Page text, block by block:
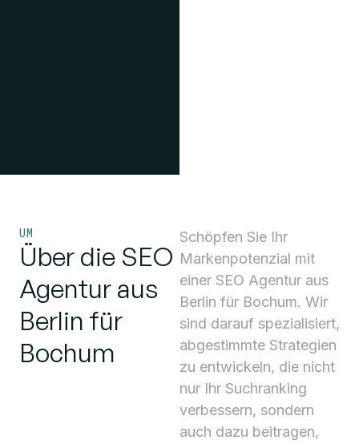
UM
Über die SEO
Agentur aus
Berlin für
Bochum
Schöpfen Sie Ihr
Markenpotenzial mit
einer SEO Agentur aus
Berlin für Bochum. Wir
sind darauf spezialisiert,
abgestimmte Strategien
zu entwickeln, die nicht
nur Ihr Suchranking
verbessern, sondern
auch dazu beitragen,